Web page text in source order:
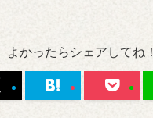
よかったらシェアしてね！